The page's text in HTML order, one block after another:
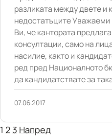
разликата между двете и
недостатъците
Ви, че кантората
консултации, само на
насилие, както и
ред пред Националното
да кандидатствате за
07.06.2017
1 23 Напред